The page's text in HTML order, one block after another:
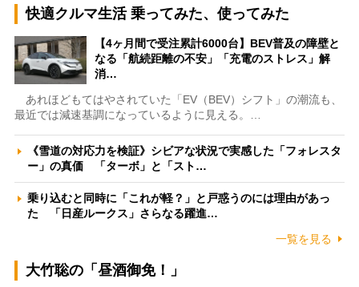
快適クルマ生活 乗ってみた、使ってみた
【4ヶ月間で受注累計6000台】BEV普及の障壁と
なる「航続距離の不安」「充電のストレス」解
消…
あれほどもてはやされていた「EV（BEV）シフト」の潮流も、
最近では減速基調になっているように見える。…
《雪道の対応力を検証》シビアな状況で実感した「フォレスタ
ー」の真価 「ターボ」と「スト…
乗り込むと同時に「これが軽？」と戸惑うのには理由があっ
た 「日産ルークス」さらなる躍進…
一覧を見る
大竹聡の「昼酒御免！」